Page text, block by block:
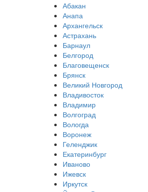
Абакан
Анапа
Архангельск
Астрахань
Барнаул
Белгород
Благовещенск
Брянск
Великий Новгород
Владивосток
Владимир
Волгоград
Вологда
Воронеж
Геленджик
Екатеринбург
Иваново
Ижевск
Иркутск